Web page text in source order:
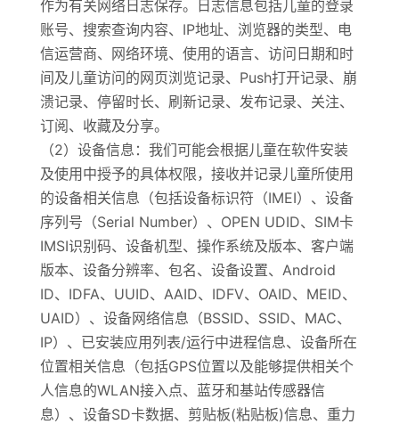
作为有关网络日志保存。日志信息包括儿童的登录
账号、搜索查询内容、IP地址、浏览器的类型、电
信运营商、网络环境、使用的语言、访问日期和时
间及儿童访问的网页浏览记录、Push打开记录、崩
溃记录、停留时长、刷新记录、发布记录、关注、
订阅、收藏及分享。
（2）设备信息：我们可能会根据儿童在软件安装
及使用中授予的具体权限，接收并记录儿童所使用
的设备相关信息（包括设备标识符（IMEI）、设备
序列号（Serial Number）、OPEN UDID、SIM卡
IMSI识别码、设备机型、操作系统及版本、客户端
版本、设备分辨率、包名、设备设置、Android
ID、IDFA、UUID、AAID、IDFV、OAID、MEID、
UAID）、设备网络信息（BSSID、SSID、MAC、
IP）、已安装应用列表/运行中进程信息、设备所在
位置相关信息（包括GPS位置以及能够提供相关个
人信息的WLAN接入点、蓝牙和基站传感器信
息）、设备SD卡数据、剪贴板(粘贴板)信息、重力